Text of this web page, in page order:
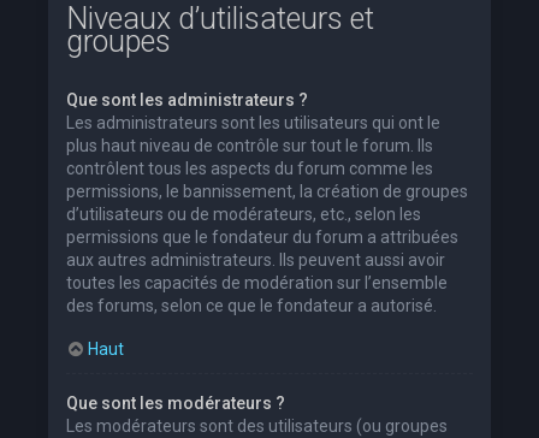
Niveaux d’utilisateurs et
groupes
Que sont les administrateurs ?
Les administrateurs sont les utilisateurs qui ont le
plus haut niveau de contrôle sur tout le forum. Ils
contrôlent tous les aspects du forum comme les
permissions, le bannissement, la création de groupes
d’utilisateurs ou de modérateurs, etc., selon les
permissions que le fondateur du forum a attribuées
aux autres administrateurs. Ils peuvent aussi avoir
toutes les capacités de modération sur l’ensemble
des forums, selon ce que le fondateur a autorisé.
Haut
Que sont les modérateurs ?
Les modérateurs sont des utilisateurs (ou groupes